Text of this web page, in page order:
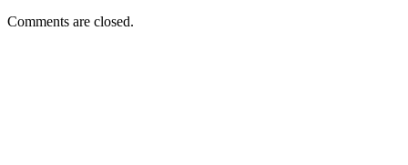
Comments are closed.